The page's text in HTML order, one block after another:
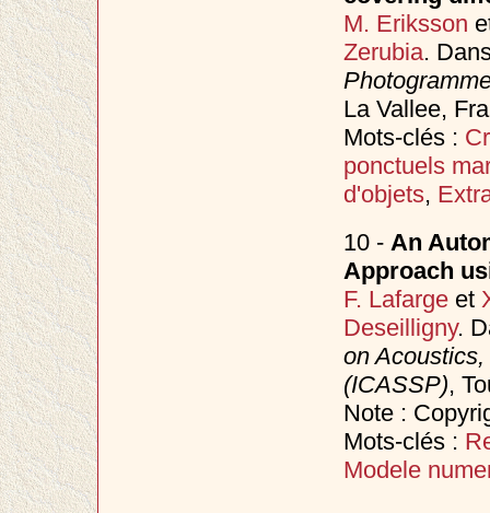
M. Eriksson
Zerubia.
La Vallee,
Mots-clés :
ponctuels
d'objets,
10 - An
Approach
F. Lafargeet
Deseilligny.
on
(ICASSP),
Note :
Mots-clés :
Modele